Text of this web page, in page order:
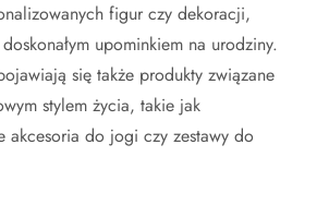
figur czy dekoracji,
upominkiem na urodziny.
się także produkty związane
stylem życia, takie jak
akcesoria do jogi czy zestawy do